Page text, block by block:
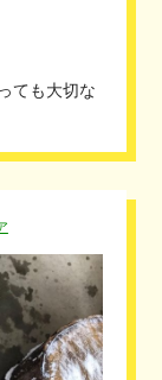
ても大切な